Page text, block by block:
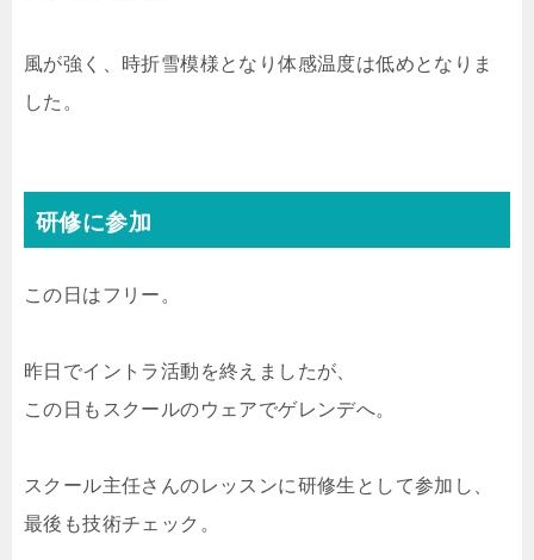
風が強く、時折雪模様となり体感温度は低めとなりま
した。
研修に参加
この日はフリー。
昨日でイントラ活動を終えましたが、
この日もスクールのウェアでゲレンデへ。
スクール主任さんのレッスンに研修生として参加し、
最後も技術チェック。